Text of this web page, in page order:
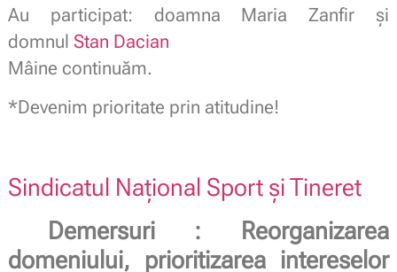
Au participat: doamna Maria Zanfir şi
domnul Stan Dacian
Mâine continuăm.
*Devenim prioritate prin atitudine!
Sindicatul Naţional Sport şi Tineret
Demersuri : Reorganizarea
domeniului, prioritizarea intereselor